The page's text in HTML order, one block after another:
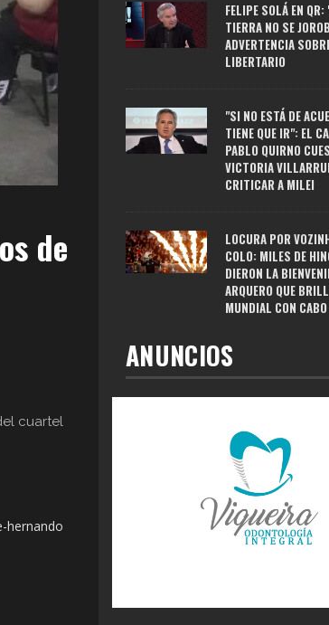
de
cuartel
hernando
FELIPE SOLÁ EN
TIERRA NO SE
ADVERTENCIA
LIBERTARIO
"SI NO ESTÁ DE
TIENE QUE IR": EL
PABLO QUIRNO
VICTORIA
CRITICAR A MILEI
LOCURA POR
COLO: MILES DE
DIERON LA
ARQUERO QUE
MUNDIAL CON CABO
ANUNCIOS